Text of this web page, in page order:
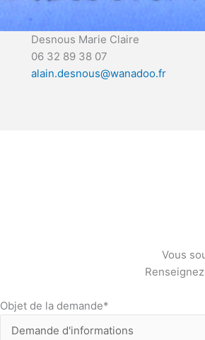
Desnous Marie Claire
06 32 89 38 07
alain.desnous@wanadoo.fr
Vous
Objet de la demande*